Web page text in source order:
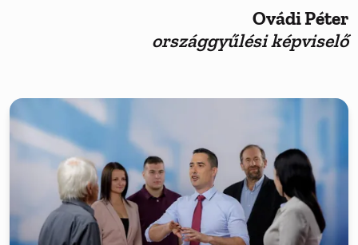
Ovádi Péter
országgyűlési képviselő